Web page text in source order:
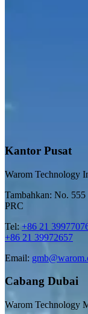
Kantor Pusat
Warom Technology
Tambahkan: No.
PRC
Tel: +86 21
+86 21 39972657
Email:
Cabang Dubai
Warom Technology